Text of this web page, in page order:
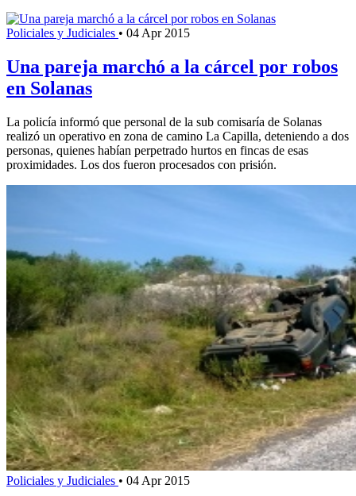
Policiales y Judiciales • 04 Apr 2015
Una pareja marchó a la cárcel por robos
en Solanas
La policía informó que personal de la sub comisaría de Solanas
realizó un operativo en zona de camino La Capilla, deteniendo a dos
personas, quienes habían perpetrado hurtos en fincas de esas
proximidades. Los dos fueron procesados con prisión.
Policiales y Judiciales • 04 Apr 2015